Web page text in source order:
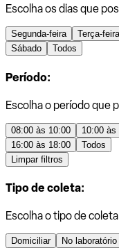
Escolha os dias que
Segunda-feira Terça-feira
Sábado
Todos
Período:
Escolha o período que
08:00 às 10:00 10:00 às
16:00 às 18:00
Todos
Limpar filtros
Tipo de coleta:
Escolha o tipo de coleta
Domiciliar No laboratório